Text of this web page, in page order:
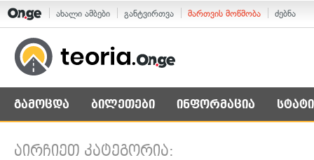
ახალი ამბები განტვირთვა მართვის მოწმობა ძებნა
გამოცდა ბილეთები ინფორმაცია
აირჩიეთ კატეგორია: